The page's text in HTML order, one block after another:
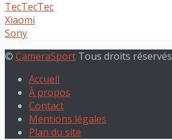
TecTecTec
Xiaomi
Sony
© CameraSport Tous droits réservés
Accueil
À propos
Contact
Mentions légales
Plan du site